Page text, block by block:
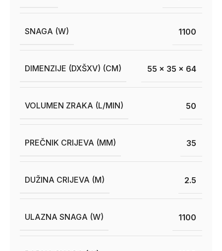
SNAGA (W) 1100
DIMENZIJE (DXŠXV) (CM) 55 x 35 x 64
VOLUMEN ZRAKA (L/MIN) 50
PREČNIK CRIJEVA (MM) 35
DUŽINA CRIJEVA (M) 2.5
ULAZNA SNAGA (W) 1100